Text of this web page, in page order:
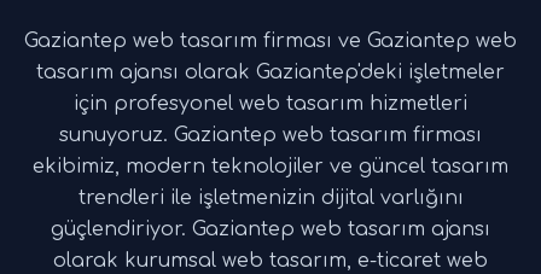
Gaziantep web tasarım firması ve Gaziantep web
tasarım ajansı olarak Gaziantep'deki işletmeler
için profesyonel web tasarım hizmetleri
sunuyoruz. Gaziantep web tasarım firması
ekibimiz, modern teknolojiler ve güncel tasarım
trendleri ile işletmenizin dijital varlığını
güçlendiriyor. Gaziantep web tasarım ajansı
olarak kurumsal web tasarım, e-ticaret web